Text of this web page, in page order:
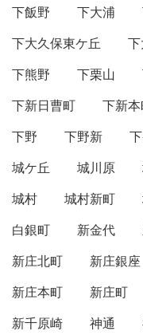
下飯野
下大浦
下大久保東ケ丘
下熊野
下栗山
下新日曹町
下新
下野
下野新
城ケ丘
城川原
城村
城村新町
白銀町
新金代
新庄北町
新庄銀座
新庄本町
新庄町
新千原崎
神通